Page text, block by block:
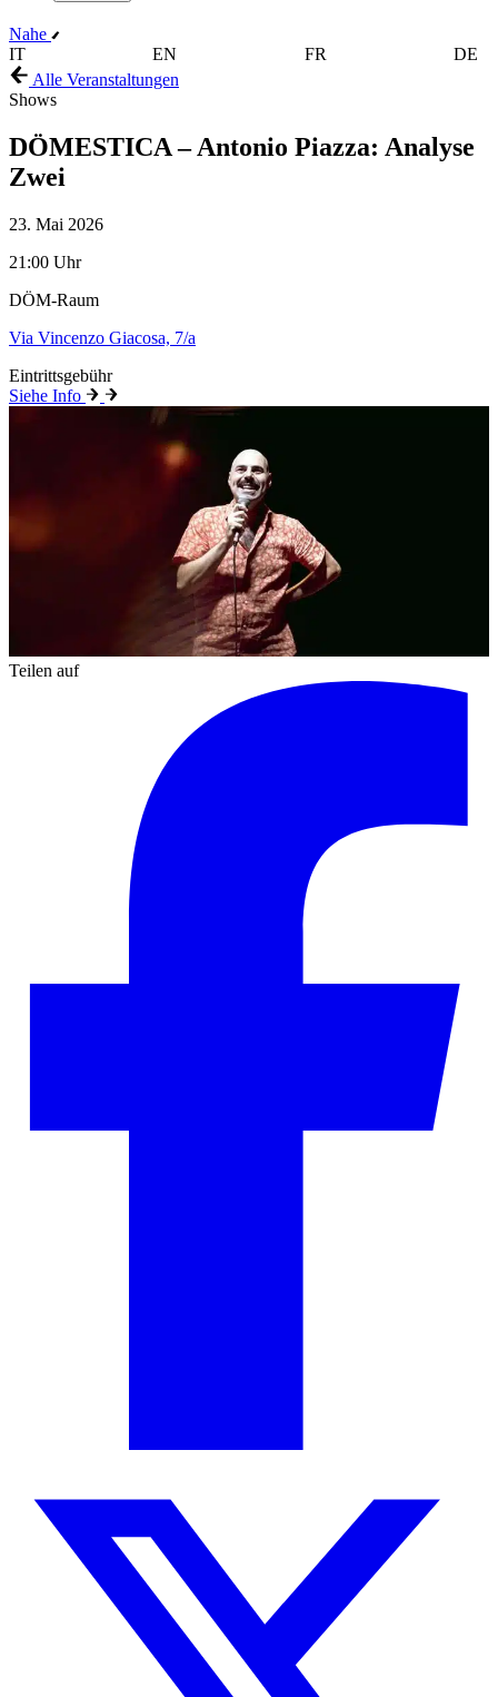
Nahe
IT
EN FR
DE
Alle Veranstaltungen
Shows
DÖMESTICA – Antonio Piazza: Analyse
Zwei
23. Mai 2026
21:00 Uhr
DÖM-Raum
Via Vincenzo Giacosa, 7/a
Eintrittsgebühr
Siehe Info
Teilen auf